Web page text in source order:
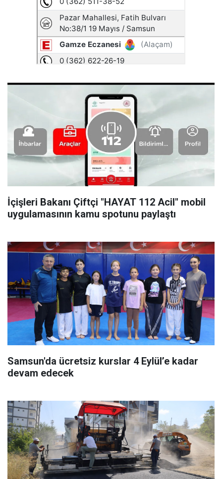
İçişleri Bakanı Çiftçi "HAYAT 112 Acil" mobil
uygulamasının kamu spotunu paylaştı
Samsun'da ücretsiz kurslar 4 Eylül’e kadar
devam edecek